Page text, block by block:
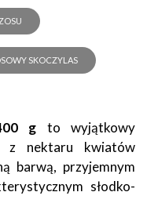
SKOCZYLAS
g to wyjątkowy
z nektaru kwiatów
barwą, przyjemnym
słodko-